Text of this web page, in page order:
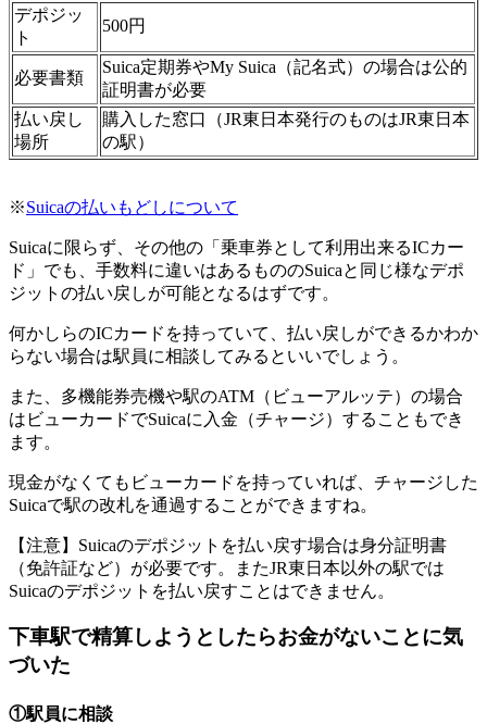
デポジッ
ト
500円
必要書類
Suica定期券やMy Suica（記名式）の場合は公的
証明書が必要
払い戻し
場所
購入した窓口（JR東日本発行のものはJR東日本
の駅）
※Suicaの払いもどしについて
Suicaに限らず、その他の「乗車券として利用出来るICカー
ド」でも、手数料に違いはあるもののSuicaと同じ様なデポ
ジットの払い戻しが可能となるはずです。
何かしらのICカードを持っていて、払い戻しができるかわか
らない場合は駅員に相談してみるといいでしょう。
また、多機能券売機や駅のATM（ビューアルッテ）の場合
はビューカードでSuicaに入金（チャージ）することもでき
ます。
現金がなくてもビューカードを持っていれば、チャージした
Suicaで駅の改札を通過することができますね。
【注意】Suicaのデポジットを払い戻す場合は身分証明書
（免許証など）が必要です。またJR東日本以外の駅では
Suicaのデポジットを払い戻すことはできません。
下車駅で精算しようとしたらお金がないことに気
づいた
①駅員に相談